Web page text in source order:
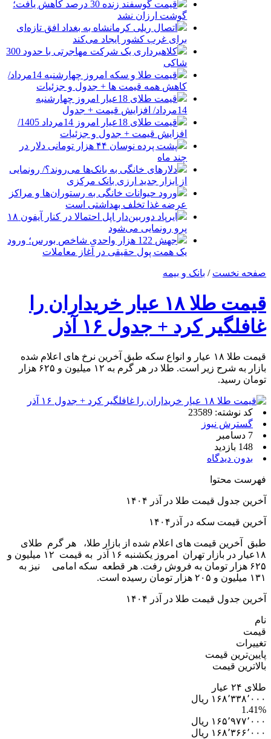
قیمت گوسفند زنده 30 درصد کاهش یافت؛
گوشت ارزان نشد
اتصال ریلی کرمانشاه به بغداد افق تازه‌ای
برای غرب کشور ایجاد می‌کند
کلاهبرداری یک شرکت مهاجرتی با حدود 300
شاکی
قیمت طلا و سکه امروز چهارشنبه 14مرداد/
کاهش همه قیمت ها + جدول و جزئیات
قیمت طلای 18عیار امروز چهارشنبه
14مرداد/ افزایش قیمت + جدول
قیمت طلای 18عیار امروز 14مرداد 1405/
افزایش قیمت + جدول و جزئیات
پشت پرده نوسان ۴۴ هزار تومانی دلار در
چند ماه
دلارهای خانگی به بانک‌ها می‌روند؟/ رونمایی
از ابزار جدید ارزی بانک مرکزی
ورود حیوانات خانگی به رستوران‌ها و مراکز
عرضه غذا تخلف بهداشتی است
ایرپاد دوربین‌دار اپل احتمالا در کنار آیفون ۱۸
پرو رونمایی می‌شود
جهش 122 هزار واحدی شاخص بورس؛ ورود
یک همت پول حقیقی در آغاز معاملات
صفحه نخست / بانک و بیمه
قیمت طلا ۱۸ عیار خریداران را
غافلگیر کرد + جدول ۱۶ آذر
قیمت طلا ۱۸ عیار و انواع سکه طبق آخرین نرخ های اعلام شده
بازار به شرح زیر است. طلا در هر گرم به ۱۲ میلیون و ۶۲۵ هزار
تومان رسید.
کد نوشته: 23589
گسترش نیوز
7 دسامبر
148 بازدید
بدون دیدگاه
فهرست محتوا
آخرین جدول قیمت طلا در آذر ۱۴۰۴
آخرین قیمت سکه در آذر۱۴۰۴
طبق آخرین قیمت های اعلام شده از بازار طلا، هر گرم طلای
۱۸عیار در بازار تهران امروز یکشنبه ۱۶ آذر به قیمت ۱۲ میلیون و
۶۲۵ هزار تومان به فروش رفت. هر قطعه سکه امامی نیز به
۱۳۱ میلیون و ۲۰۵ هزار تومان رسیده است.
آخرین جدول قیمت طلا در آذر ۱۴۰۴
نام
قیمت
تغییرات
پایین‌ترین قیمت
بالاترین قیمت
طلای ۲۴ عیار
۱۶۸٬۳۳۸٬۰۰۰ ریال
1.41%
۱۶۵٬۹۷۷٬۰۰۰ ریال
۱۶۸٬۳۶۶٬۰۰۰ ریال